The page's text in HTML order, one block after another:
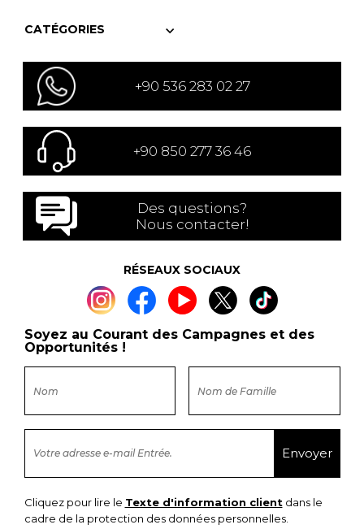
CATÉGORIES
+90 536 283 02 27
+90 850 277 36 46
Des questions?
Nous contacter!
RÉSEAUX SOCIAUX
Soyez au Courant des Campagnes et des
Opportunités !
Cliquez pour lire le Texte d'information clientdans le
cadre de la protection des données personnelles.